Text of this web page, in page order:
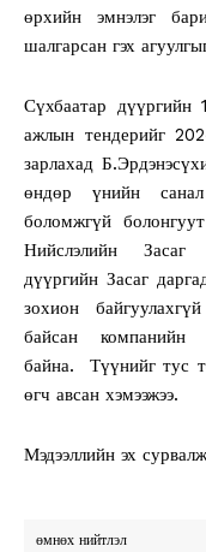
өрхийн эмнэлэг
шалгарсан гэх
Сүхбаатар
ажлын тендерийг
зарлахад
өндөр үнийн
боломжгүй
Нийслэлийн Засаг
дүүргийн Засаг
зохион
байсан компанийн
байна. Түүнийг тус
өгч авсан хэмээжээ.
Мэдээллийн эх
өмнөх нийтлэл